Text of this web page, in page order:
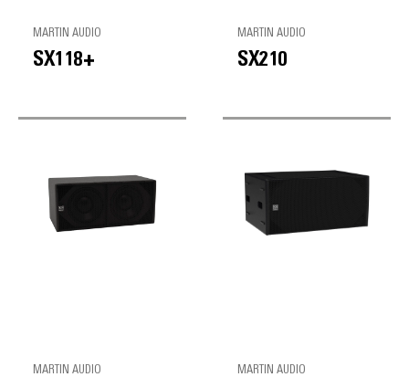
MARTIN AUDIO
SX118+
MARTIN AUDIO
SX210
MARTIN AUDIO MARTIN AUDIO